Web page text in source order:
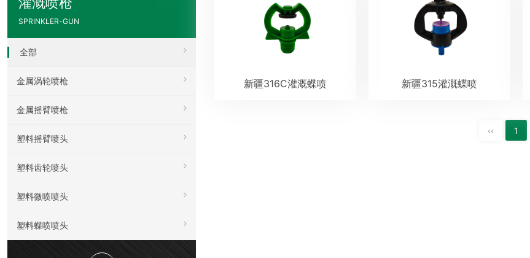
SPRINKLER-GUN
全部
金属涡轮喷枪
金属摇臂喷枪
塑料摇臂喷头
塑料齿轮喷头
塑料微喷喷头
塑料蝶喷喷头
新疆316C灌溉蝶喷 新疆315灌溉蝶喷
‹‹ 1